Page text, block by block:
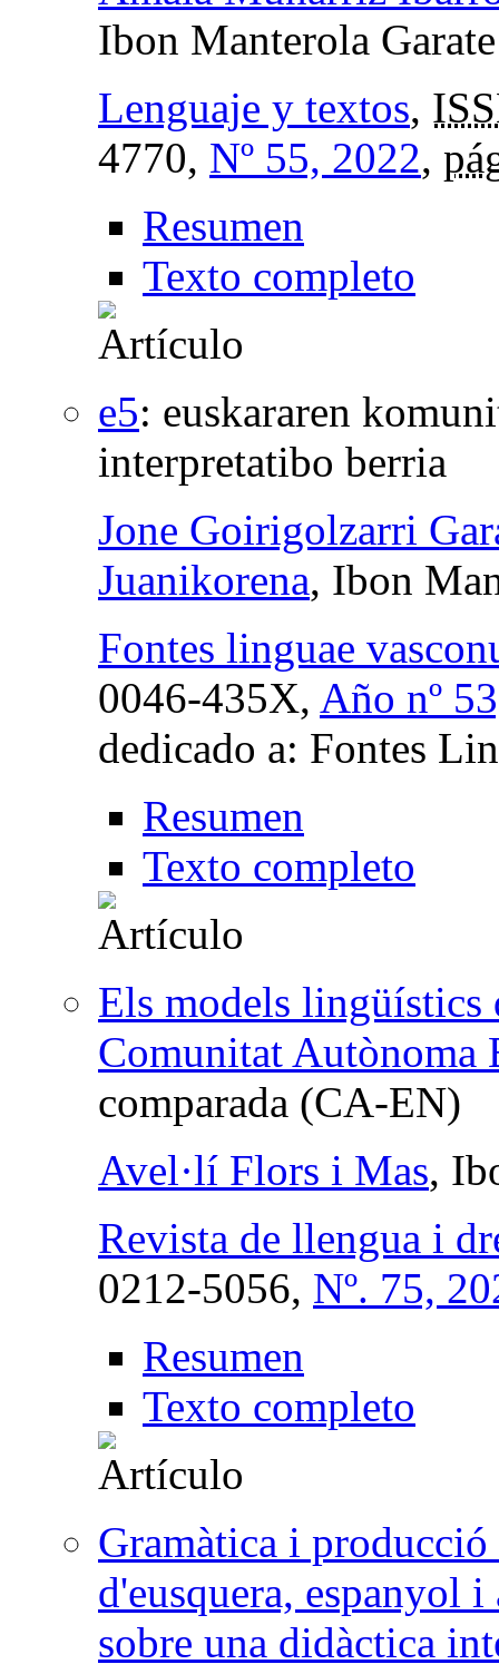
Ibon Manterola Garate
Lenguaje y textos,
4770, Nº 55, 2022,
Resumen
Texto completo
e5: euskararen
interpretatibo berria
Jone Goirigolzarri
Juanikorena, Ibon
Fontes linguae
0046-435X, Año nº
dedicado a: Fontes
Resumen
Texto completo
Els models lingüístics
Comunitat Autònoma
comparada (CA-EN)
Avel·lí Flors i Mas,
Revista de llengua i
0212-5056, Nº. 75,
Resumen
Texto completo
Gramàtica i
d'eusquera, espanyol
sobre una didàctica